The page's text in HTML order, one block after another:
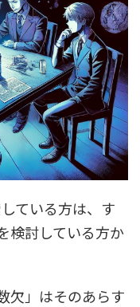
ている方は、す
検討している方か
欠」はそのあらす